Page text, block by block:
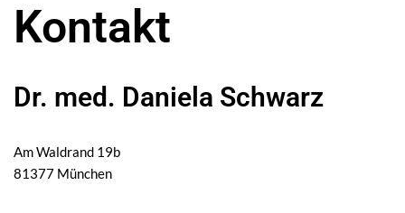
Kontakt
Dr. med. Daniela Schwarz
Am Waldrand 19b
81377 München